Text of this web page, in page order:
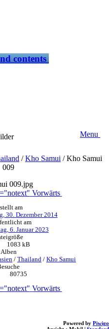
contents
Menu
/Kho Samui /Kho Samui
009
Vorwärts
am
30. Dezember 2014
am
6. Januar 2023
1083 kB
Alben
/ Thailand / Kho Samui
80735
Vorwärts
Powered by Piwigo